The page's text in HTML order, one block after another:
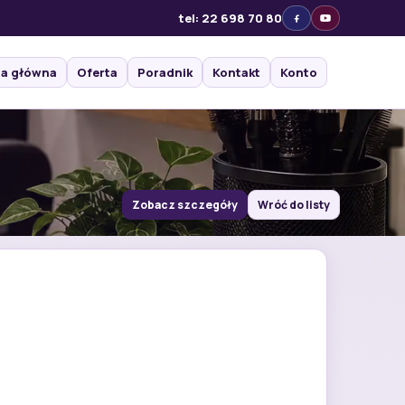
tel: 22 698 70 80
główna Oferta Poradnik Kontakt Konto
Zobacz szczegóły Wróć do listy